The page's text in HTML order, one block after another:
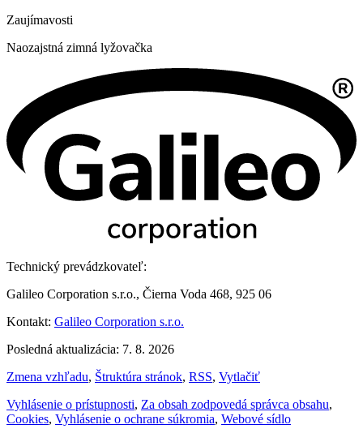
Zaujímavosti
Naozajstná zimná lyžovačka
Technický prevádzkovateľ:
Galileo Corporation s.r.o., Čierna Voda 468, 925 06
Kontakt: Galileo Corporation s.r.o.
Posledná aktualizácia: 7. 8. 2026
Zmena vzhľadu, Štruktúra stránok, RSS, Vytlačiť
Vyhlásenie o prístupnosti, Za obsah zodpovedá správca obsahu,
Cookies, Vyhlásenie o ochrane súkromia, Webové sídlo